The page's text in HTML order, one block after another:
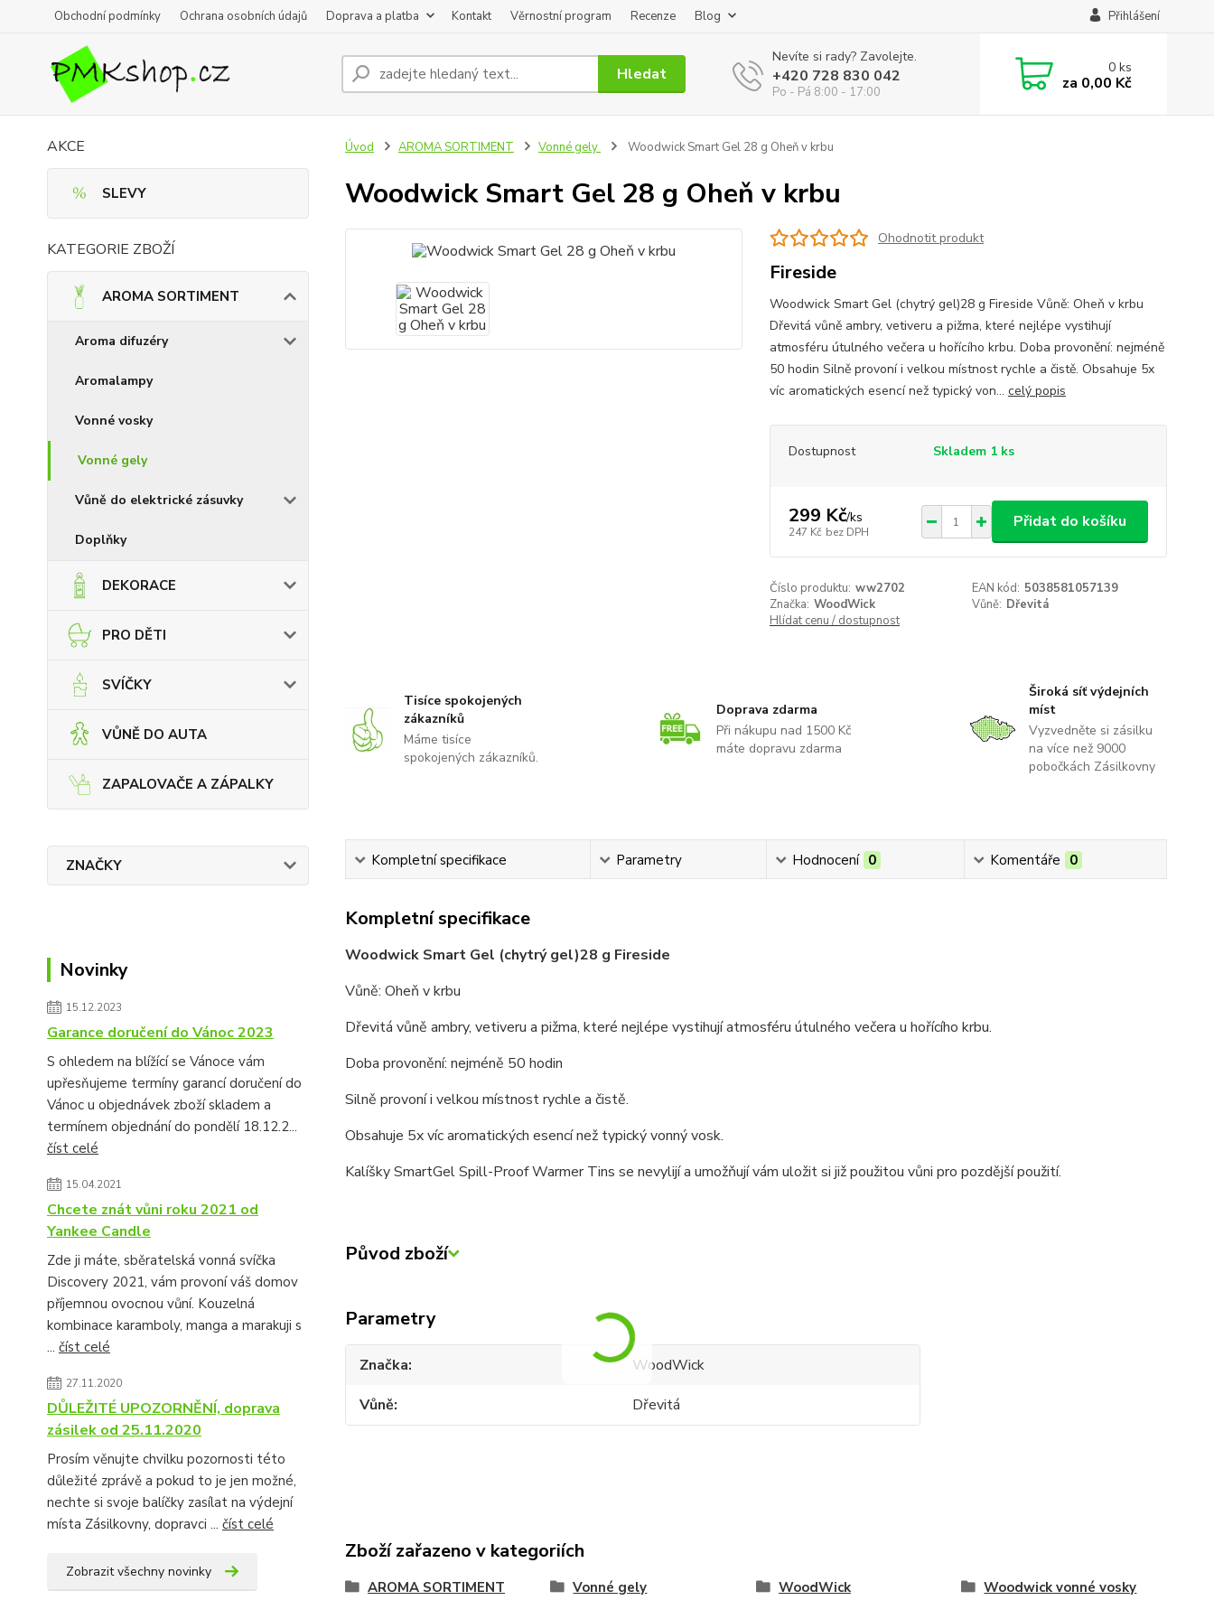
Obchodní podmínky Ochrana osobních údajů Doprava a platba Kontakt Věrnostní program Recenze Blog Přihlášení
Hledat
Nevíte si rady? Zavolejte.
+420 728 830 042
Po - Pá 8:00 - 17:00
0ks
za 0,00 Kč
AKCE
SLEVY
KATEGORIE ZBOŽÍ
AROMA SORTIMENT
Aroma difuzéry
Aromalampy
Vonné vosky
Vonné gely
Vůně do elektrické zásuvky
Doplňky
DEKORACE
PRO DĚTI
SVÍČKY
VŮNĚ DO AUTA
ZAPALOVAČE A ZÁPALKY
ZNAČKY
Novinky
15.12.2023
Garance doručení do Vánoc 2023
S ohledem na blížící se Vánoce vám
upřesňujeme termíny garancí doručení do
Vánoc u objednávek zboží skladem a
termínem objednání do pondělí 18.12.2...
číst celé
15.04.2021
Chcete znát vůni roku 2021 od
Yankee Candle
Zde ji máte, sběratelská vonná svíčka
Discovery 2021, vám provoní váš domov
příjemnou ovocnou vůní. Kouzelná
kombinace karamboly, manga a marakuji s
... číst celé
27.11.2020
DŮLEŽITÉ UPOZORNĚNÍ, doprava
zásilek od 25.11.2020
Prosím věnujte chvilku pozornosti této
důležité zprávě a pokud to je jen možné,
nechte si svoje balíčky zasílat na výdejní
místa Zásilkovny, dopravci ... číst celé
Zobrazit všechny novinky
Úvod AROMA SORTIMENT Vonné gely Woodwick Smart Gel 28 g Oheň v krbu
Woodwick Smart Gel 28 g Oheň v krbu
Ohodnotit produkt
Fireside
Woodwick Smart Gel (chytrý gel)28 g Fireside Vůně: Oheň v krbu
Dřevitá vůně ambry, vetiveru a pižma, které nejlépe vystihují
atmosféru útulného večera u hořícího krbu. Doba provonění: nejméně
50 hodin Silně provoní i velkou místnost rychle a čistě. Obsahuje 5x
víc aromatických esencí než typický von... celý popis
Dostupnost Skladem 1 ks
299 Kč/ks
247 Kč bez DPH
Přidat do košíku
Číslo produktu: ww2702 EAN kód: 5038581057139
Značka: WoodWick Vůně: Dřevitá
Hlídat cenu / dostupnost
Tisíce spokojených
zákazníků
Máme tisíce
spokojených zákazníků.
Doprava zdarma
Při nákupu nad 1500 Kč
máte dopravu zdarma
Široká síť výdejních
míst
Vyzvedněte si zásilku
na více než 9000
pobočkách Zásilkovny
Kompletní specifikace Parametry Hodnocení 0 Komentáře 0
Kompletní specifikace
Woodwick Smart Gel (chytrý gel)28 g Fireside
Vůně: Oheň v krbu
Dřevitá vůně ambry, vetiveru a pižma, které nejlépe vystihují atmosféru útulného večera u hořícího krbu.
Doba provonění: nejméně 50 hodin
Silně provoní i velkou místnost rychle a čistě.
Obsahuje 5x víc aromatických esencí než typický vonný vosk.
Kalíšky SmartGel Spill-Proof Warmer Tins se nevylijí a umožňují vám uložit si již použitou vůni pro pozdější použití.
Původ zboží
Parametry
Značka
WoodWick
Vůně
Dřevitá
Zboží zařazeno v kategoriích
AROMA SORTIMENT Vonné gely WoodWick Woodwick vonné vosky